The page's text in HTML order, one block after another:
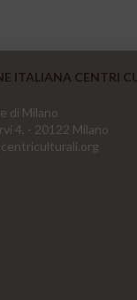
ITALIANA CENTRI
di Milano
4, - 20122 Milano